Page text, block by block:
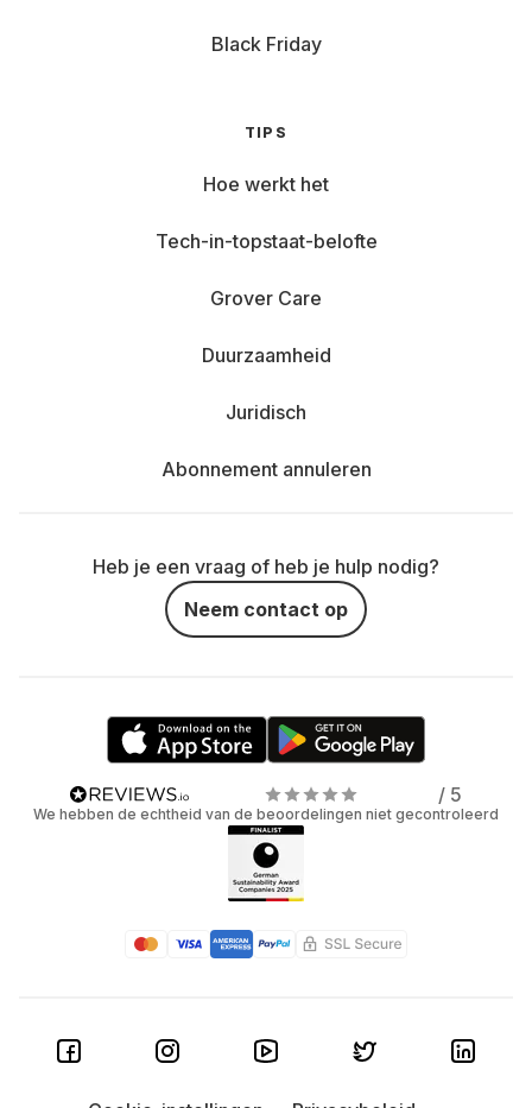
Black Friday
TIPS
Hoe werkt het
Tech-in-topstaat-belofte
Grover Care
Duurzaamheid
Juridisch
Abonnement annuleren
Heb je een vraag of heb je hulp nodig?
Neem contact op
/ 5
We hebben de echtheid van de beoordelingen niet gecontroleerd